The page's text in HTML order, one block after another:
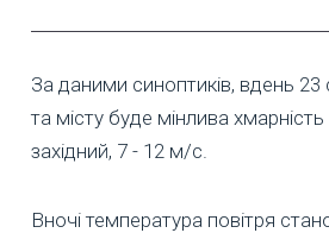
За даними синоптиків, вдень 23
та місту буде мінлива хмарність
західний, 7 - 12 м/с.
Вночі температура повітря